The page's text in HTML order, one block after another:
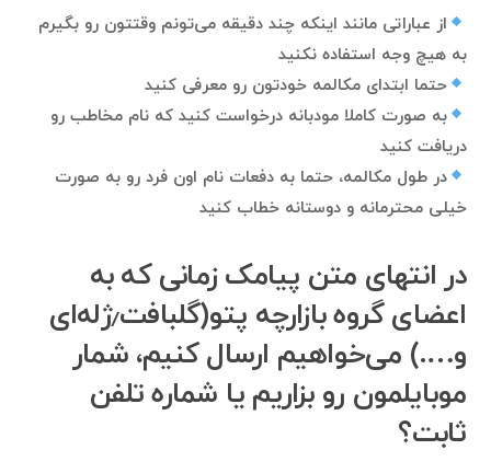
از عباراتی مانند اینکه چند دقیقه می‌تونم وقتتون رو بگیرم
به هیچ وجه استفاده نکنید
حتما ابتدای مکالمه خودتون رو معرفی کنید
به صورت کاملا مودبانه درخواست کنید که نام مخاطب رو
دریافت کنید
در طول مکالمه، حتما به دفعات نام اون فرد رو به صورت
خیلی محترمانه و دوستانه خطاب کنید
در انتهای متن پیامک زمانی که به
اعضای گروه بازارچه پتو(گلبافت٫ژله‌ای
و….) می‌خواهیم ارسال کنیم، شمار
موبایلمون رو بزاریم یا شماره تلفن
ثابت؟